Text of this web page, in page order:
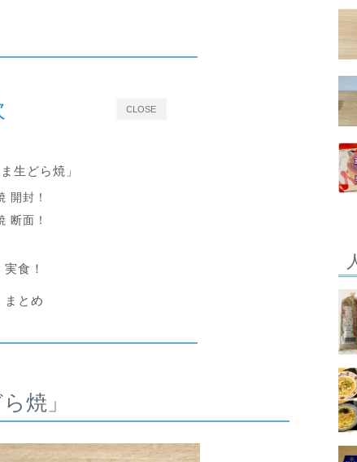
CLOSE
生どら焼」
開封！
断面！
食！
まとめ
焼」